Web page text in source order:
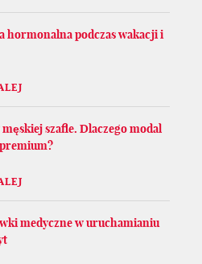
hormonalna podczas wakacji i
szafie. Dlaczego modal
medyczne w uruchamianiu